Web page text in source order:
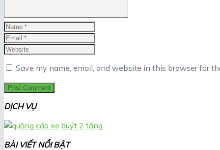
Save my name, email, and website in this browser for
DỊCH VỤ
BÀI VIẾT NỔI BẬT